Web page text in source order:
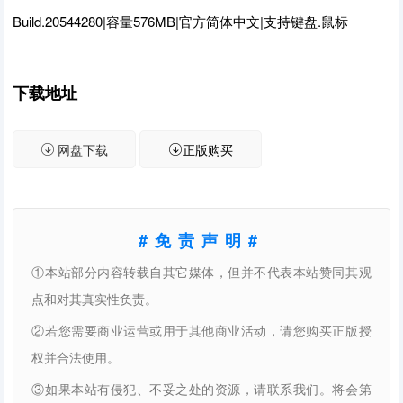
Build.20544280|容量576MB|官方简体中文|支持键盘.鼠标
下载地址
网盘下载 正版购买
#免责声明#
①本站部分内容转载自其它媒体，但并不代表本站赞同其观
点和对其真实性负责。
②若您需要商业运营或用于其他商业活动，请您购买正版授
权并合法使用。
③如果本站有侵犯、不妥之处的资源，请联系我们。将会第